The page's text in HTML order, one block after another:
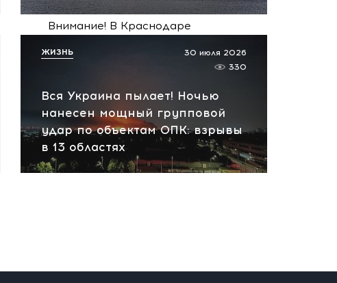
Внимание! В Краснодаре
домами: район оцеплен
Вся Украина пылает! Ночью
нанесен мощный групповой
удар по объектам ОПК: взрывы
в 13 областях
30 июля 2026
330
ЖИЗНЬ